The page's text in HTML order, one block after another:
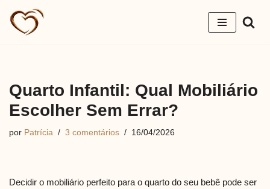
Pular
Quarto Infantil: Qual Mobiliário
Escolher Sem Errar?
por Patrícia 3 comentários 16/04/2026
Decidir o mobiliário perfeito para o quarto do seu bebê pode ser